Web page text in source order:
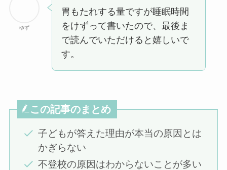
ゆず
胃もたれする量ですが睡眠時間
をけずって書いたので、最後ま
で読んでいただけると嬉しいで
す。
この記事のまとめ
子どもが答えた理由が本当の原因とは
かぎらない
不登校の原因はわからないことが多い